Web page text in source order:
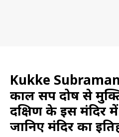
Kukke
काल सर्प दोष से
दक्षिण के इस मंदिर
जानिए मंदिर का